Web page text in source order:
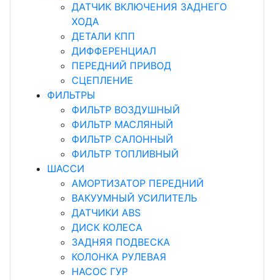
ДАТЧИК ВКЛЮЧЕНИЯ ЗАДНЕГО
ХОДА
ДЕТАЛИ КПП
ДИФФЕРЕНЦИАЛ
ПЕРЕДНИЙ ПРИВОД
СЦЕПЛЕНИЕ
ФИЛЬТРЫ
ФИЛЬТР ВОЗДУШНЫЙ
ФИЛЬТР МАСЛЯНЫЙ
ФИЛЬТР САЛОННЫЙ
ФИЛЬТР ТОПЛИВНЫЙ
ШАССИ
АМОРТИЗАТОР ПЕРЕДНИЙ
ВАКУУМНЫЙ УСИЛИТЕЛЬ
ДАТЧИКИ ABS
ДИСК КОЛЕСА
ЗАДНЯЯ ПОДВЕСКА
КОЛОНКА РУЛЕВАЯ
НАСОС ГУР